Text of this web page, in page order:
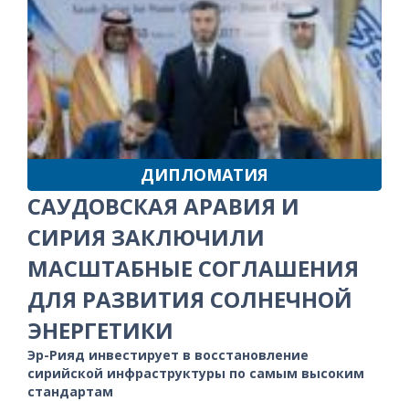
ДИПЛОМАТИЯ
САУДОВСКАЯ АРАВИЯ И
СИРИЯ ЗАКЛЮЧИЛИ
МАСШТАБНЫЕ СОГЛАШЕНИЯ
ДЛЯ РАЗВИТИЯ СОЛНЕЧНОЙ
ЭНЕРГЕТИКИ
Эр-Рияд инвестирует в восстановление
сирийской инфраструктуры по самым высоким
стандартам